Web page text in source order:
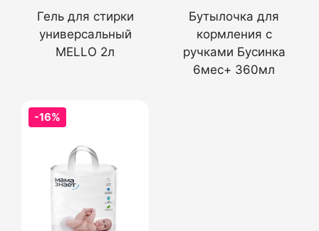
Гель для стирки
универсальный
MELLO 2л
Бутылочка для
кормления с
ручками Бусинка
6мес+ 360мл
-16%